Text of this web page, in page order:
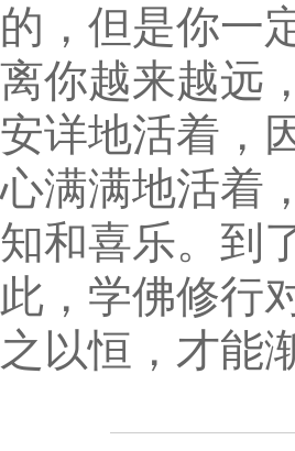
的，但是你一
离你越来越远
安详地活着，
心满满地活着
知和喜乐。到
此，学佛修行
之以恒，才能